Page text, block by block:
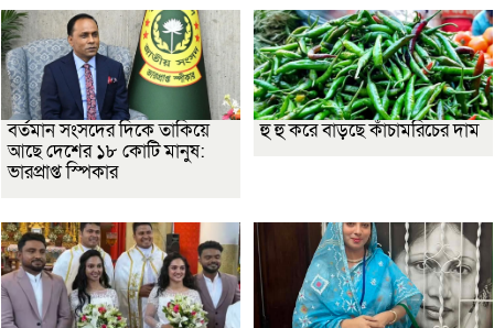
বর্তমান সংসদের দিকে তাকিয়ে
আছে দেশের ১৮ কোটি মানুষ:
ভারপ্রাপ্ত স্পিকার
হু হু করে বাড়ছে কাঁচামরিচের দাম